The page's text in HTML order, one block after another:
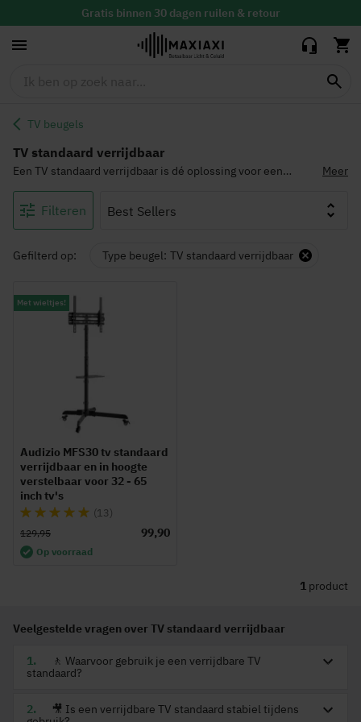
Gratis binnen 30 dagen ruilen & retour
Altijd de
TV beugels
TV standaard verrijdbaar
Een TV standaard verrijdbaar is dé oplossing voor een
verrijdbaar is, kun je jouw televisie gemakkelijk verplaatsen
van de ene naar de andere ruimte. Bestel vandaag nog een
TV standaard verrijdbaar en geniet morgen al van jouw
Meer
Filteren
Gefilterd op: Type beugel TV standaard verrijdbaar
Met wieltjes!
Audizio MFS30 tv standaard
verrijdbaar en in hoogte
verstelbaar voor 32 - 65
inch tv's
Waardering:
98%
(13)
99,90
129,95
Op voorraad
1 product
Veelgestelde vragen over TV standaard verrijdbaar
🚶 Waarvoor gebruik je een verrijdbare TV
standaard?
🎥 Is een verrijdbare TV standaard stabiel tijdens